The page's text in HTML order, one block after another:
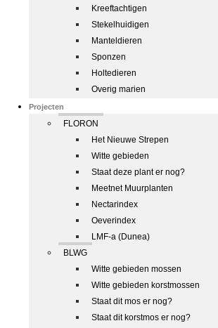
Kreeftachtigen
Stekelhuidigen
Manteldieren
Sponzen
Holtedieren
Overig marien
Projecten
FLORON
Het Nieuwe Strepen
Witte gebieden
Staat deze plant er nog?
Meetnet Muurplanten
Nectarindex
Oeverindex
LMF-a (Dunea)
BLWG
Witte gebieden mossen
Witte gebieden korstmossen
Staat dit mos er nog?
Staat dit korstmos er nog?